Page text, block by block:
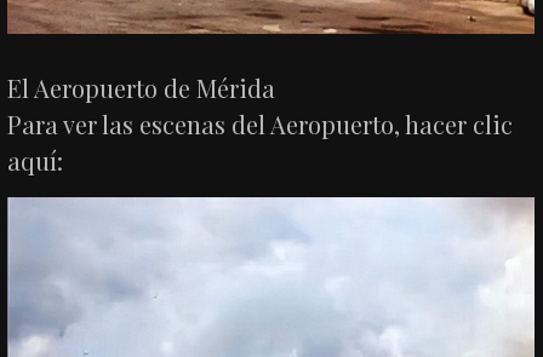
El Aeropuerto de Mérida
Para ver las escenas del Aeropuerto, hacer clic
aquí: